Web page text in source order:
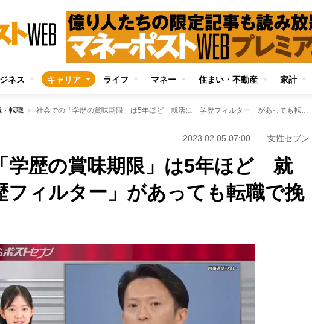
ネス キャリア ライフ マネー 住まい・不動産 家計
・転職 社会での「学歴の賞味期限」は5年ほど 就活に「学歴フィルター」があっても転職で挽回できる
2023.02.05 07:00 女性セブン
学歴の賞味期限」は5年ほど 就
フィルター」があっても転職で挽